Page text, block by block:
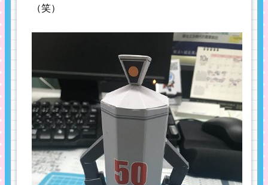
（笑）